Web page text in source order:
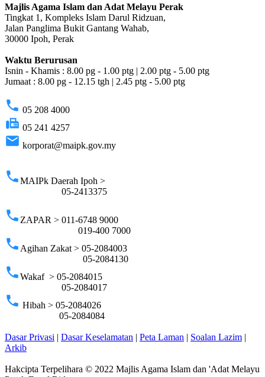
Majlis Agama Islam dan Adat Melayu Perak
Tingkat 1, Kompleks Islam Darul Ridzuan,
Jalan Panglima Bukit Gantang Wahab,
30000 Ipoh, Perak
Waktu Berurusan
Isnin - Khamis : 8.00 pg - 1.00 ptg | 2.00 ptg - 5.00 ptg
Jumaat : 8.00 pg - 12.15 tgh | 2.45 ptg - 5.00 ptg
phone 05 208 4000
fax 05 241 4257
email korporat@maipk.gov.my
phoneMAIPk Daerah Ipoh >
05-2413375
phone ZAPAR > 011-6748 9000
019-400 7000
phone Agihan Zakat > 05-2084003
05-2084130
phoneWakaf > 05-2084015
05-2084017
phone Hibah > 05-2084026
05-2084084
Dasar Privasi | Dasar Keselamatan | Peta Laman | Soalan Lazim |
Arkib
Hakcipta Terpelihara © 2022 Majlis Agama Islam dan 'Adat Melayu